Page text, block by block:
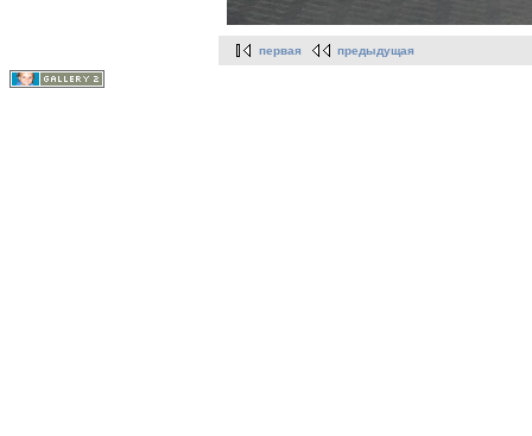
первая предыдущая